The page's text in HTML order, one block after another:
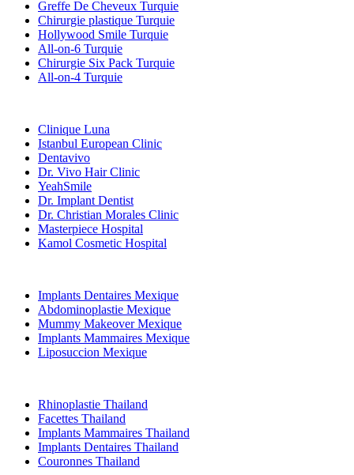
Greffe De Cheveux Turquie
Chirurgie plastique Turquie
Hollywood Smile Turquie
All-on-6 Turquie
Chirurgie Six Pack Turquie
All-on-4 Turquie
Clinique Luna
Istanbul European Clinic
Dentavivo
Dr. Vivo Hair Clinic
YeahSmile
Dr. Implant Dentist
Dr. Christian Morales Clinic
Masterpiece Hospital
Kamol Cosmetic Hospital
Implants Dentaires Mexique
Abdominoplastie Mexique
Mummy Makeover Mexique
Implants Mammaires Mexique
Liposuccion Mexique
Rhinoplastie Thailand
Facettes Thailand
Implants Mammaires Thailand
Implants Dentaires Thailand
Couronnes Thailand